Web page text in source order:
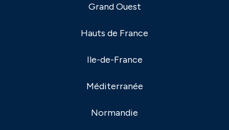
Grand Ouest
Hauts de France
Ile-de-France
Méditerranée
Normandie